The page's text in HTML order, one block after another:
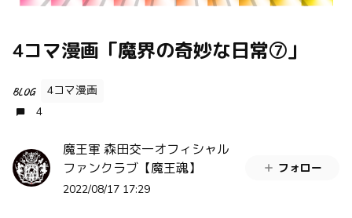
4コマ漫画「魔界の奇妙な日常⑦」
BLOG
4コマ漫画
4
魔王軍 森田交一オフィシャル
ファンクラブ【魔王魂】
2022/08/17 17:29
フォロー